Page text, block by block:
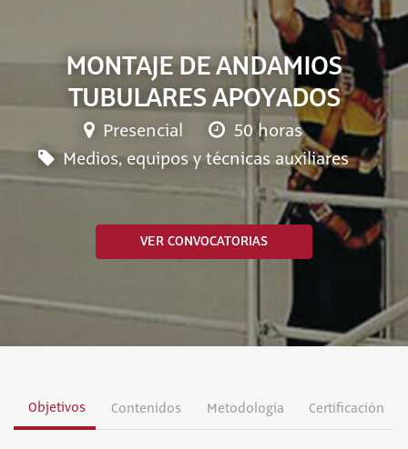
MONTAJE DE ANDAMIOS
TUBULARES APOYADOS
Presencial
50 horas
Medios, equipos y técnicas auxiliares
VER CONVOCATORIAS
Objetivos Contenidos Metodología Certificación